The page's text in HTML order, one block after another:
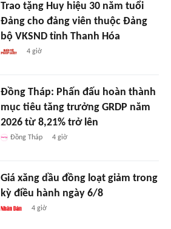
Trao tặng Huy hiệu 30 năm tuổi
Đảng cho đảng viên thuộc Đảng
bộ VKSND tỉnh Thanh Hóa
4 giờ
Đồng Tháp: Phấn đấu hoàn thành
mục tiêu tăng trưởng GRDP năm
2026 từ 8,21% trở lên
Đồng Tháp 4 giờ
Giá xăng dầu đồng loạt giảm trong
kỳ điều hành ngày 6/8
4 giờ